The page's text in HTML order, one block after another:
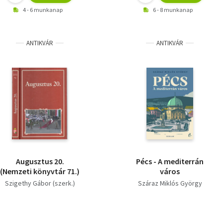
4 - 6 munkanap 6 - 8 munkanap
ANTIKVÁR
Augusztus 20.
(Nemzeti könyvtár 71.)
Szigethy Gábor (szerk.)
ANTIKVÁR
Pécs - A mediterrán
város
Száraz Miklós György